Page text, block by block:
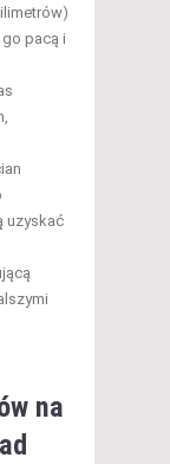
go pacą i
uzyskać
na